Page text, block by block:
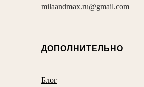
milaandmax.ru@gmail.com
ДОПОЛНИТЕЛЬНО
Блог